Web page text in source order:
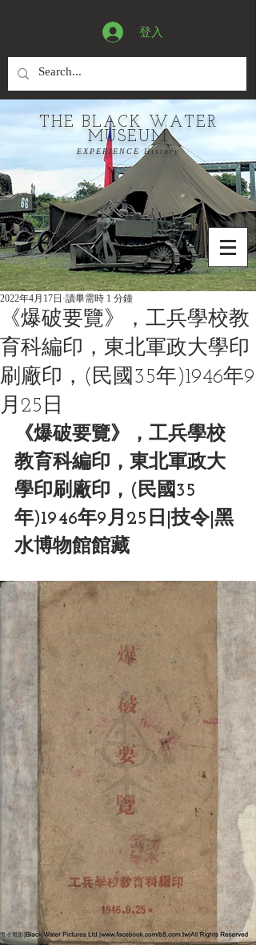
登入
THE BLACK WATER
MUSEUM
EXPERIENCE History
《爆破要覽》，工兵學校教
育科編印，東北軍政大學印
刷廠印，(民國35年)1946年9
月25日
2022年4月17日 讀畢需時 1 分鐘
《爆破要覽》，工兵學校
教育科編印，東北軍政大
學印刷廠印，(民國35
年)1946年9月25日|技令|黑
水博物館館藏